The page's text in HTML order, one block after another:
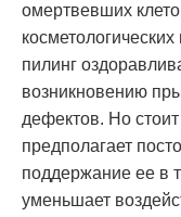
омертвевших
пилинг
возникновению
дефектов. Но
предполагает
поддержание ее в
уменьшает